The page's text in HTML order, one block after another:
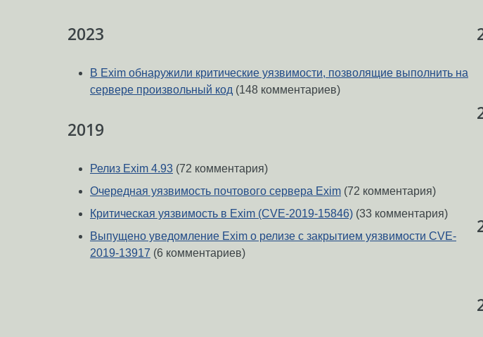
2023
В Exim обнаружили критические уязвимости, позволящие выполнить на
сервере произвольный код (148 комментариев)
2019
Релиз Exim 4.93 (72 комментария)
Очередная уязвимость почтового сервера Exim (72 комментария)
Критическая уязвимость в Exim (CVE-2019-15846) (33 комментария)
Выпущено уведомление Exim о релизе с закрытием уязвимости CVE-
2019-13917 (6 комментариев)